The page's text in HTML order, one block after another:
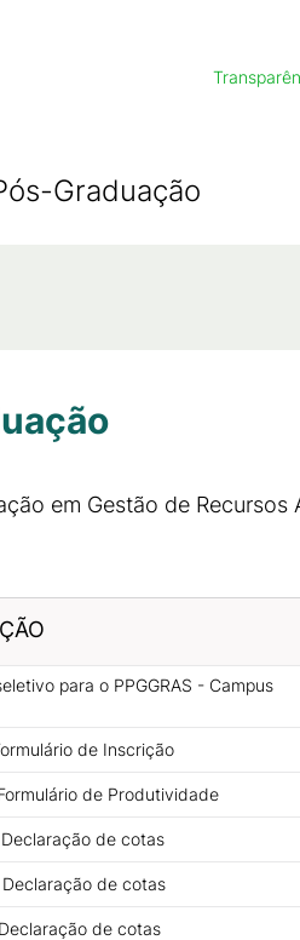
Graduação
em Gestão de
para o PPGGRAS - Campus
de Inscrição
de Produtividade
de cotas
de cotas
de cotas